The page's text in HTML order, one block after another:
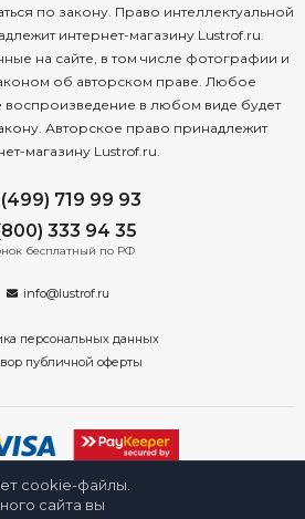
по закону. Право интеллектуальной
интернет-магазину Lustrof.ru.
на сайте, в том числе фотографии и
об авторском праве. Любое
в любом виде будет
Авторское право принадлежит
магазину Lustrof.ru.
719 99 93
333 94 35
бесплатный по РФ
info@lustrof.ru
персональных данных
публичной оферты
«Люстроф» в Новосибирске - приборы
и улицы. Все права защищены.
cookie-файлы.
сайта вы